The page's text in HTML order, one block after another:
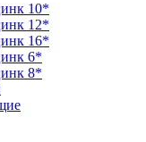
10*
12*
16*
6*
8*